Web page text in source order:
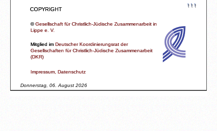
↑↑↑
COPYRIGHT
©Gesellschaft für Christlich-Jüdische Zusammenarbeit in
Lippe e. V.
Mitglied imDeutscher Koordinierungsrat der
Gesellschaften für Christlich-Jüdische Zusammenarbeit
(DKR)
Impressum, Datenschutz
Donnerstag, 06. August 2026